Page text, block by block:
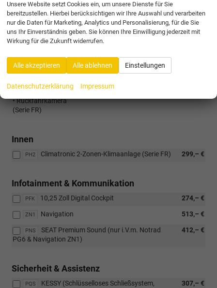
• Regensensor
• Rückfahrkamera
P25 513,– €
Style+ Paket:
• Innenraum Paket (PFA)
• Safe & Driving Paket M (PAC)
• Vision Plus Paket (PCK)
PCK
Vision Plus Paket:
• Parksensoren vorne und hinten
• Rückfahrkamera
(Serie FR)
Innen
PH2 299,– €
Climatronic 2-Zonen-Klimaanlage (Serie FR)
Infotainment & Kommunikation
PFK 274,– €
10,25 Zoll Digital Cockpit
ZN1 513,– €
Navigation
PNS 412,– €
SEAT Premium Sound (nur i.V.m. Notrad
PG6 & Navigation ZN1)
Sicherheit & Assistenz
PQS 307,– €
KESSY (Schlüsselloses Schließsystem,
Unsere Website setzt Cookies ein, um unsere Dienste für Sie
bereitzustellen. Hierbei berücksichtigen wir Ihre Auswahl und verarbeiten
nur die Daten für Marketing, Analytics und Personalisierung, für die Sie
uns Ihr Einverständnis geben. Sie können Ihre Einwilligung jederzeit mit
Wirkung für die Zukunft widerrufen.
Alle akzeptieren Alle ablehnen Einstellungen
Datenschutzerklärung Impressum